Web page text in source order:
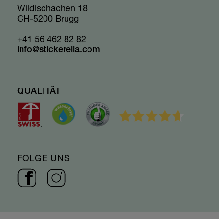
Wildischachen 18
CH-5200 Brugg
+41 56 462 82 82
info@stickerella.com
QUALITÄT
FOLGE UNS